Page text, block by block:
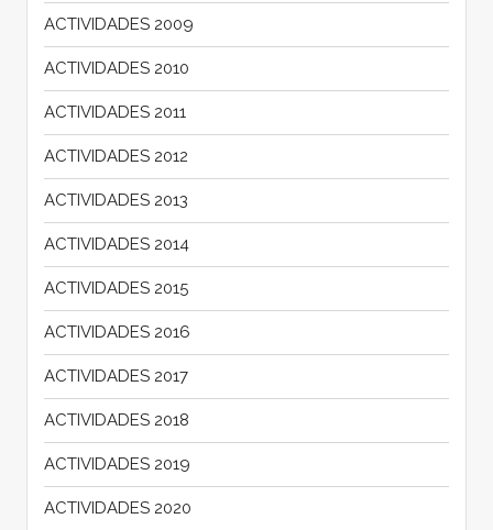
ACTIVIDADES 2009
ACTIVIDADES 2010
ACTIVIDADES 2011
ACTIVIDADES 2012
ACTIVIDADES 2013
ACTIVIDADES 2014
ACTIVIDADES 2015
ACTIVIDADES 2016
ACTIVIDADES 2017
ACTIVIDADES 2018
ACTIVIDADES 2019
ACTIVIDADES 2020